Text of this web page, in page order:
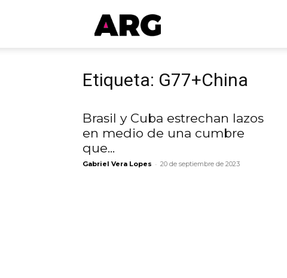
ARGmedios
Etiqueta: G77+China
Brasil y Cuba estrechan lazos
en medio de una cumbre
que...
Gabriel Vera Lopes - 20 de septiembre de 2023